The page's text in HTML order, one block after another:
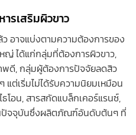
ารเสริมผิวขาว
อาจแบ่งตามความต้องการของ
ญ่ ได้แก่กลุ่มที่ต้องการผิวขาว,
พดี, กลุ่มผู้ต้องการปัจจัยลดสิว
ต่เริ่มไม่ได้รับความนิยมเหมือน
โอน, สารสกัดแบล็กเคอร์แรนซ์,
ปัจจุบันซึ่งผลิตภัณฑ์อันดับต้นๆ ที่